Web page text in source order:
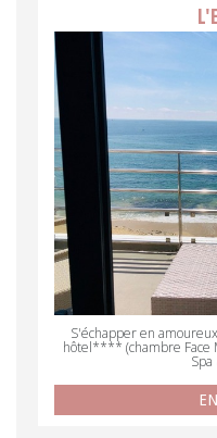
S'échapper en
hôtel**** (chambre Face